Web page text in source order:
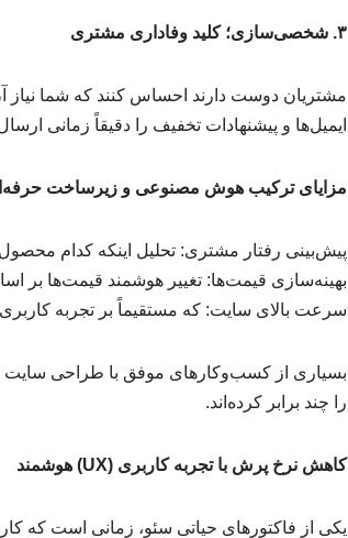
۳. شخصی‌سازی؛ کلید وفاداری مشتری
مشتریان دوست دارند احساس کنند که شما نیاز
ایمیل‌ها و پیشنهادات تخفیف را دقیقاً زمانی
مزایای ترکیب هوش مصنوعی و زیرساخت
پیش‌بینی رفتار مشتری: تحلیل اینکه کدام
بهینه‌سازی قیمت‌ها: تغییر هوشمند قیمت‌ها بر
سرعت بالای سایت: که مستقیماً بر تجربه کاربری
بسیاری از کسب‌وکارهای موفق با طراحی سایت
را چند برابر کرده‌اند.
کاهش نرخ پرش با تجربه کاربری (UX) هوشمند
یکی از فاکتورهای حیاتی سئو، زمانی است که